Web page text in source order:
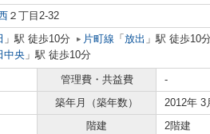
２丁目2-32
」駅 徒歩10分 片町線 「 放出 」駅 徒歩10分
中央 」駅 徒歩10分
管理費・共益費
-
築年月（築年数）
2012年 3
階建 2階建